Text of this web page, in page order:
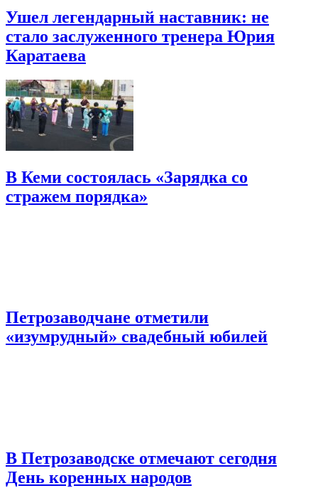
Ушел легендарный наставник: не
стало заслуженного тренера Юрия
Каратаева
В Кеми состоялась «Зарядка со
стражем порядка»
Петрозаводчане отметили
«изумрудный» свадебный юбилей
В Петрозаводске отмечают сегодня
День коренных народов